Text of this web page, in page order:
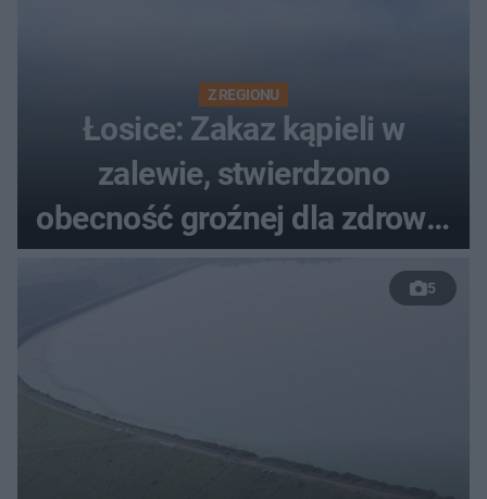
Z REGIONU
Łosice: Zakaz kąpieli w
zalewie, stwierdzono
obecność groźnej dla zdrowia
bakterii
5